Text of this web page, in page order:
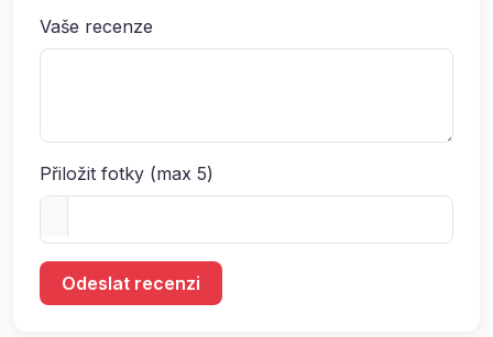
Vaše recenze
Přiložit fotky (max 5)
Odeslat recenzi